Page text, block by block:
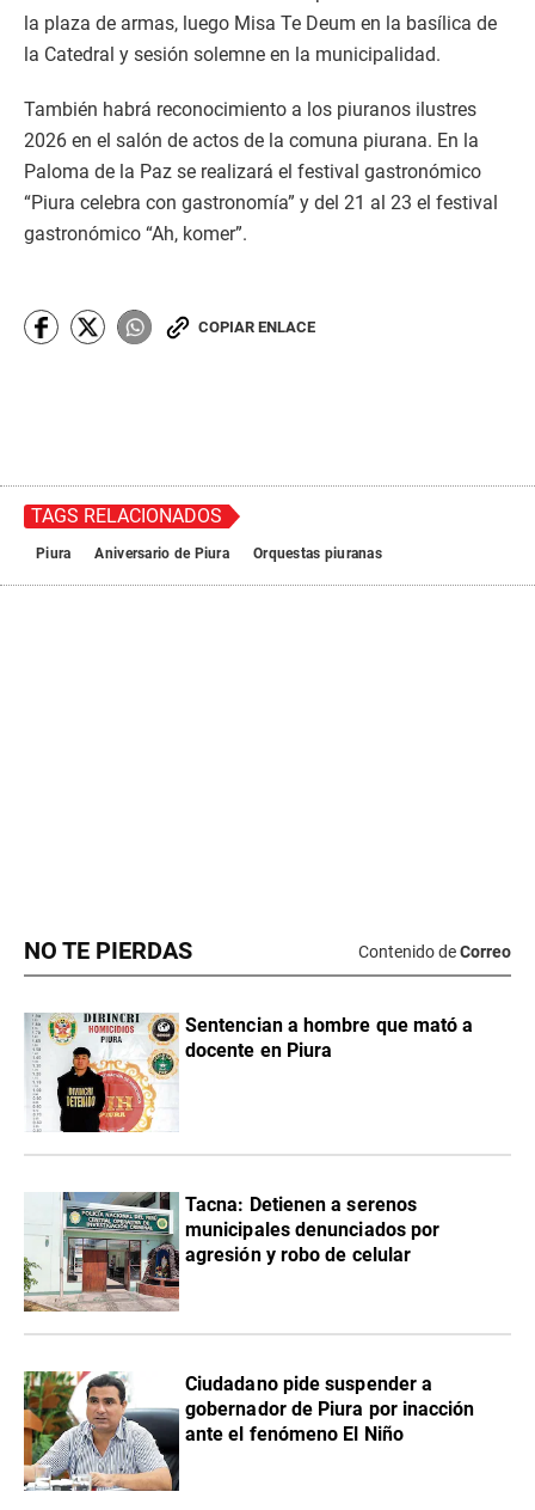
NO TE PIERDAS Contenido deCorreo
Sentencian a hombre que mató a
docente en Piura
Tacna: Detienen a serenos
municipales denunciados por
agresión y robo de celular
Ciudadano pide suspender a
gobernador de Piura por inacción
ante el fenómeno El Niño